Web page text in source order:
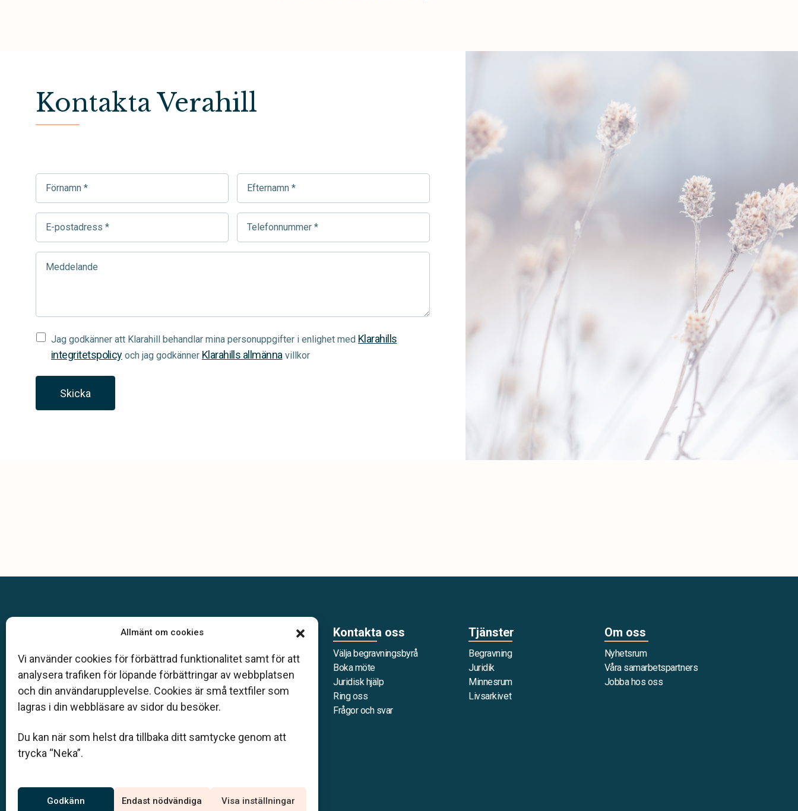
Allmänt om cookies
Vi använder cookies för förbättrad funktionalitet samt för att
analysera trafiken för löpande förbättringar av webbplatsen
och din användarupplevelse. Cookies är små textfiler som
lagras i din webbläsare av sidor du besöker.
Du kan när som helst dra tillbaka ditt samtycke genom att
trycka “Neka”.
Godkänn Endast nödvändiga Visa inställningar
Kontakta Verahill
postadress
Samtycke
(Required)
Jag godkänner att Klarahill behandlar mina personuppgifter i enlighet med Klarahills
integritetspolicyoch jag godkänner Klarahills allmännavillkor
Skicka
Klarahill består av kunniga lokala familjeföretag som är
auktoriserade av Sveriges begravningsbyråers förbund
(SBF). Det personliga är centralt för oss, både när det gäller
bemötande och när vi utformar skräddarsydda personliga
Kom i kontakt med oss
Kontakta oss
Välja begravningsbyrå
Boka möte
Juridisk hjälp
Ring oss
Frågor och svar
Tjänster
Begravning
Juridik
Minnesrum
Livsarkivet
Om oss
Nyhetsrum
Våra samarbetspartners
Jobba hos oss